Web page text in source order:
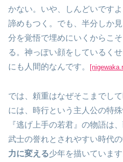
かない。いや、しんどいです
諦めもつく。でも、半分しか
分を覚悟で埋めにいくからこ
る。神っぽい顔をしているく
にも人間的なんです。
では、頼重はなぜそこまでし
には、時行という主人公の特
『逃げ上手の若君』の物語は
武士の誉れとされやすい時代の
力に変える少年を描いていま